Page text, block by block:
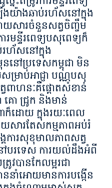
ងយ៉ាងឆាប់រហ័សនៅក្នុង
យសារចំនួនសត្វចិញ្ចឹម
រមន្ទីរពេទ្យបសុពេទ្យក៏
រហ័សនៅក្នុង
នៅប្រទេសកម្ពុជា មិន
ម្រាប់អាជ្ញា បណ្ណបសុ
ពាហនៈគឺផ្តោតសំខាន់
គោ ជ្រូក និងមាន់
ក៏ដោយ ក្នុងរយៈពេល
យសារតែសកម្មភាពអប់រំ
ការសុខុមាលភាពសត្វ
បរទេស ការយល់ដឹងអំពី
រូវបានកែលម្អរជា
ននាំអោយមានការបង្កើន